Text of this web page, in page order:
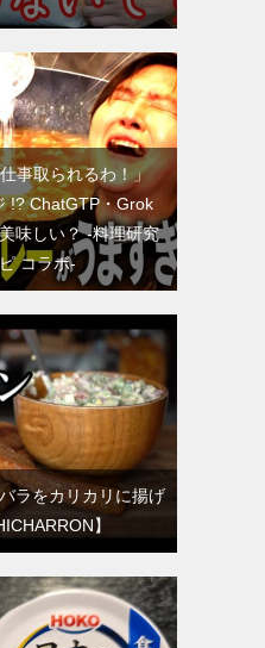
事取られるわ！」
!? ChatGTP・Grok
味しい？ -料理研究
コラボ-
ラをカリカリに揚げ
】